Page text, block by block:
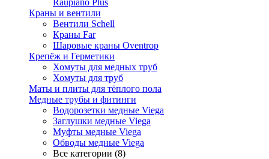
Raupiano Plus
Краны и вентили
Вентили Schell
Краны Far
Шаровые краны Oventrop
Крепёж и Герметики
Хомуты для медных труб
Хомуты для труб
Маты и плиты для тёплого пола
Медные трубы и фитинги
Водорозетки медные Viega
Заглушки медные Viega
Муфты медные Viega
Обводы медные Viega
Все категории (8)